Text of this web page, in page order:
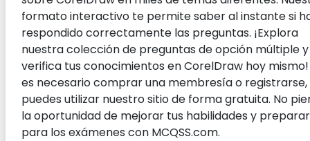
formato interactivo te permite saber al instante si
respondido correctamente las preguntas. ¡Explora
nuestra colección de preguntas de opción múltiple y
verifica tus conocimientos en CorelDraw hoy mismo!
es necesario comprar una membresía o registrarse,
puedes utilizar nuestro sitio de forma gratuita. No
la oportunidad de mejorar tus habilidades y
para los exámenes con MCQSS.com.